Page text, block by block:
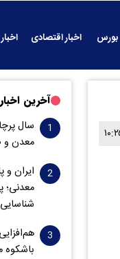
بورس اخبار اقتصادی
آخرین اخبار
معدن و
ایران
معدنی؛
باشکوه